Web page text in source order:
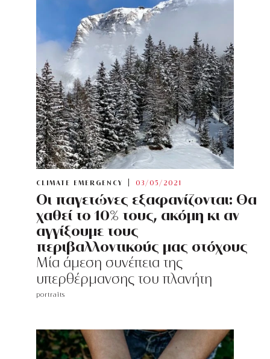
CLIMATE EMERGENCY 03/05/2021
Οι παγετώνες εξαφανίζονται: Θα
χαθεί το 10% τους, ακόμη κι αν
αγγίξουμε τους
περιβαλλοντικούς μας στόχους
Μία άμεση συνέπεια της
υπερθέρμανσης του πλανήτη
portraits